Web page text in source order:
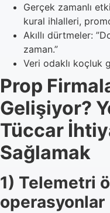
Gerçek zamanlı
kural ihlalleri,
Akıllı dürtmeler:
zaman.”
Veri odaklı koçluk
Prop
Gelişiyor?
Tüccar
Sağlamak
1) Telemetri
operasyonlar